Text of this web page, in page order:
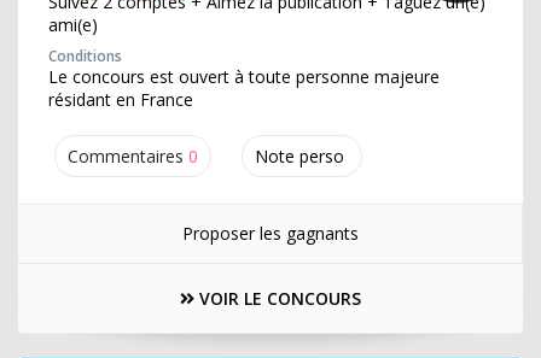
Commentaires 0 Note perso
ami(e)
Conditions
Le concours est ouvert à toute personne majeure
résidant en France
Proposer les gagnants
VOIR LE CONCOURS